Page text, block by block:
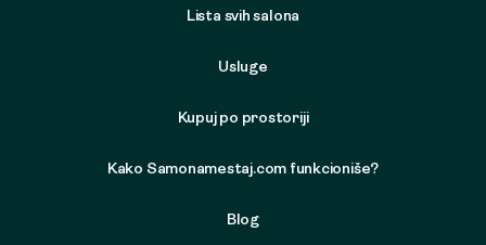
Lista svih salona
Usluge
Kupuj po prostoriji
Kako Samonamestaj.com funkcioniše?
Blog